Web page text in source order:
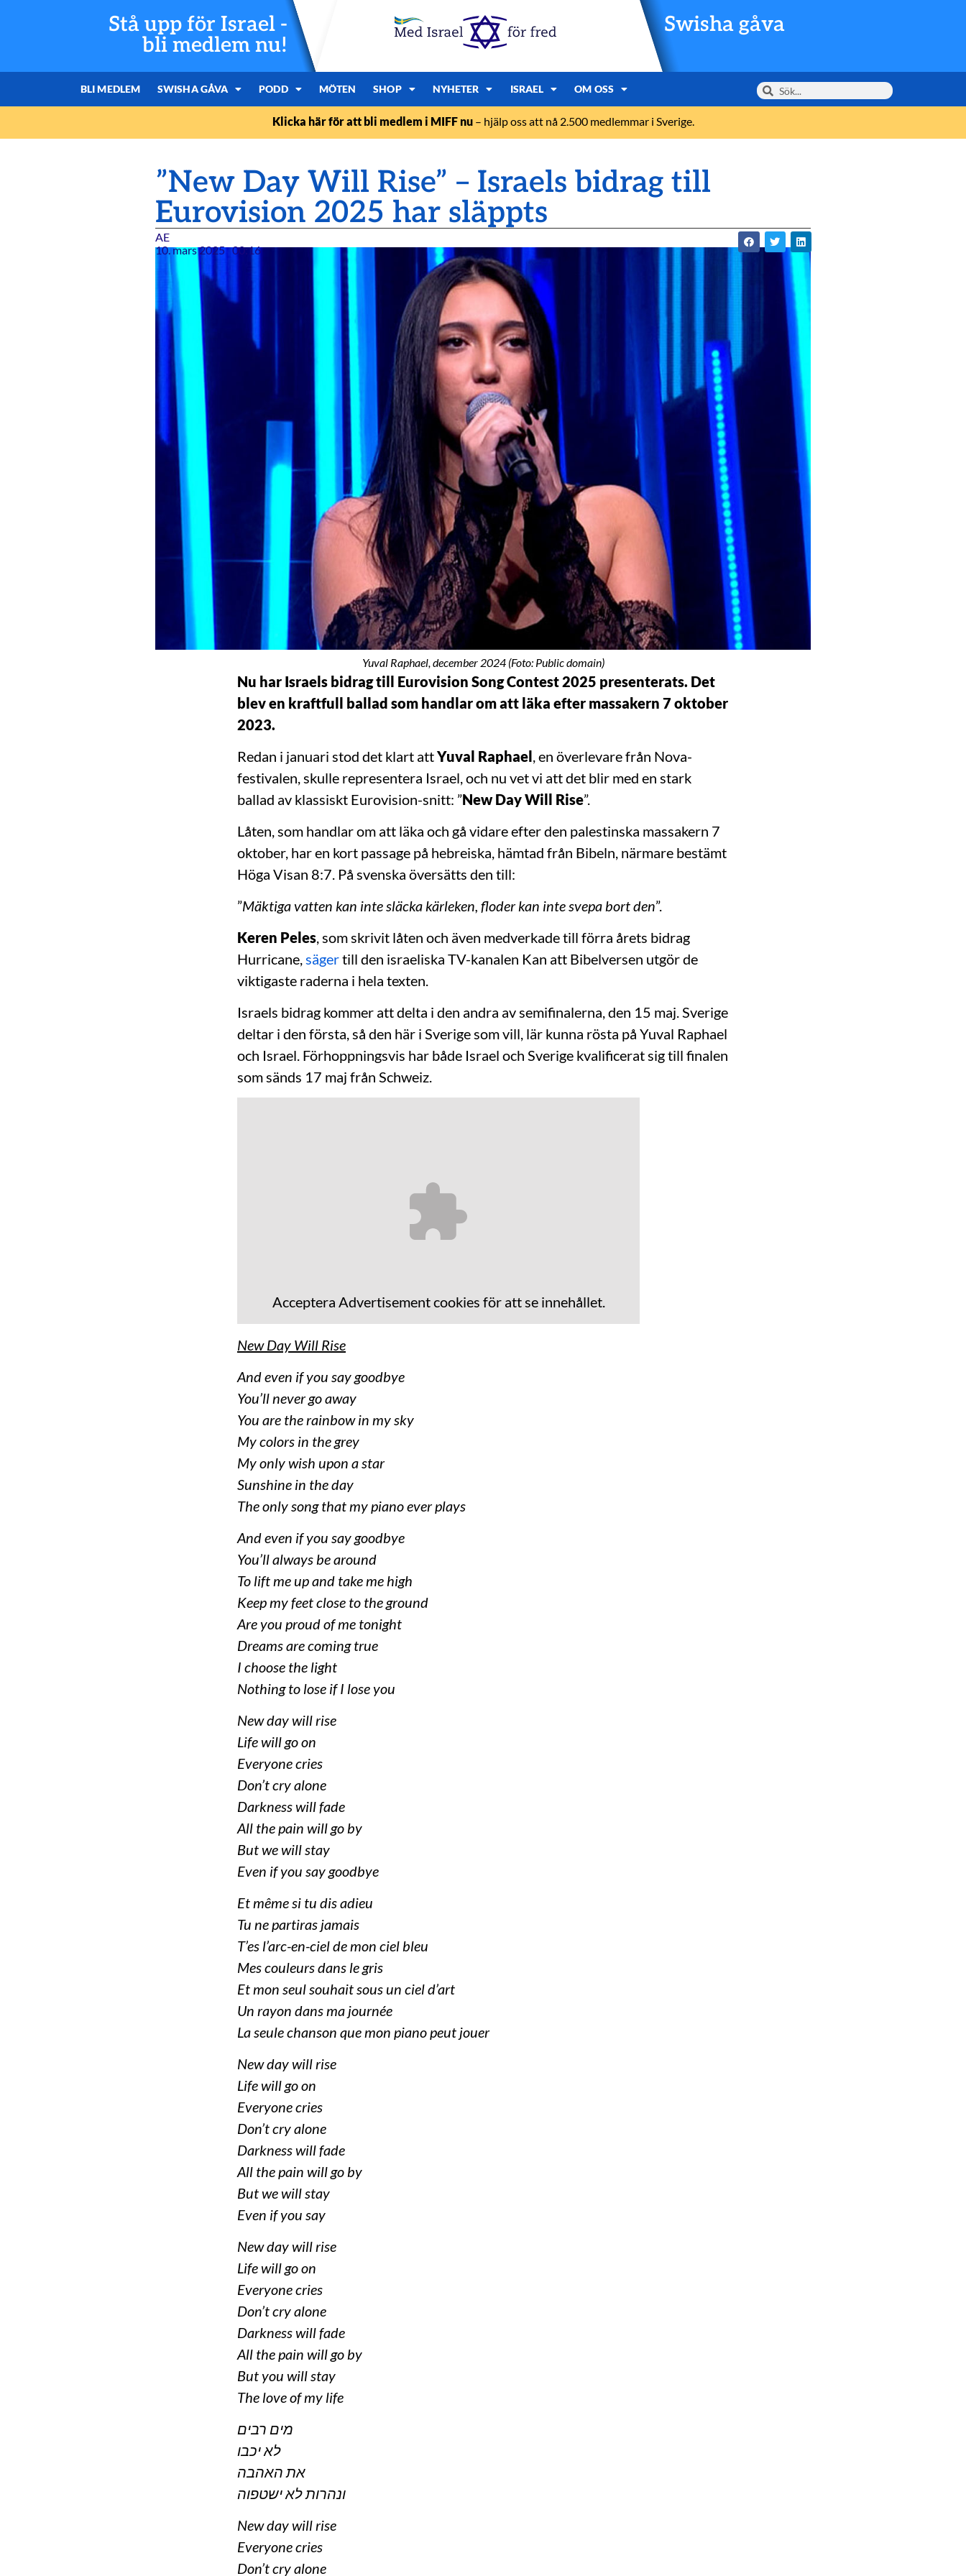
Stå upp för Israel -
bli medlem nu!
Swisha gåva
BLI MEDLEM SWISHA GÅVA PODD MÖTEN SHOP NYHETER ISRAEL OM OSS
Klicka här för att bli medlem i MIFF nu– hjälp oss att nå 2.500 medlemmar i Sverige.
”New Day Will Rise” – Israels bidrag till
Eurovision 2025 har släppts
AE
10. mars 2025 00:16
Yuval Raphael, december 2024 (Foto: Public domain)
Nu har Israels bidrag till Eurovision Song Contest 2025 presenterats. Det
blev en kraftfull ballad som handlar om att läka efter massakern 7 oktober
2023.
Redan i januari stod det klart attYuval Raphael , en överlevare från Nova-
festivalen, skulle representera Israel, och nu vet vi att det blir med en stark
ballad av klassiskt Eurovision-snitt: ”New Day Will Rise”.
Låten, som handlar om att läka och gå vidare efter den palestinska massakern 7
oktober, har en kort passage på hebreiska, hämtad från Bibeln, närmare bestämt
Höga Visan 8:7. På svenska översätts den till:
”Mäktiga vatten kan inte släcka kärleken, floder kan inte svepa bort den”.
Keren Peles , som skrivit låten och även medverkade till förra årets bidrag
Hurricane, sägertill den israeliska TV-kanalen Kan att Bibelversen utgör de
viktigaste raderna i hela texten.
Israels bidrag kommer att delta i den andra av semifinalerna, den 15 maj. Sverige
deltar i den första, så den här i Sverige som vill, lär kunna rösta på Yuval Raphael
och Israel. Förhoppningsvis har både Israel och Sverige kvalificerat sig till finalen
som sänds 17 maj från Schweiz.
Acceptera Advertisementcookies för att se innehållet.
New Day Will Rise
And even if you say goodbye
You’ll never go away
You are the rainbow in my sky
My colors in the grey
My only wish upon a star
Sunshine in the day
The only song that my piano ever plays
And even if you say goodbye
You’ll always be around
To lift me up and take me high
Keep my feet close to the ground
Are you proud of me tonight
Dreams are coming true
I choose the light
Nothing to lose if I lose you
New day will rise
Life will go on
Everyone cries
Don’t cry alone
Darkness will fade
All the pain will go by
But we will stay
Even if you say goodbye
Et même si tu dis adieu
Tu ne partiras jamais
T’es l’arc-en-ciel de mon ciel bleu
Mes couleurs dans le gris
Et mon seul souhait sous un ciel d’art
Un rayon dans ma journée
La seule chanson que mon piano peut jouer
New day will rise
Life will go on
Everyone cries
Don’t cry alone
Darkness will fade
All the pain will go by
But we will stay
Even if you say
New day will rise
Life will go on
Everyone cries
Don’t cry alone
Darkness will fade
All the pain will go by
But you will stay
The love of my life
מים רבים
לא יכבו
את האהבה
ונהרות לא ישטפוה
New day will rise
Everyone cries
Don’t cry alone